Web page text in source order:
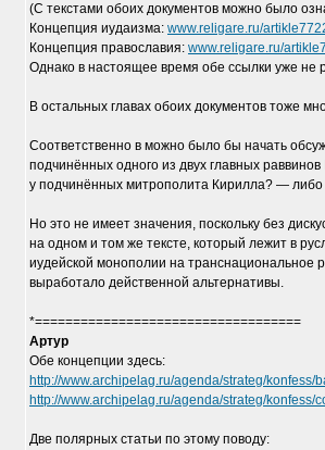
(С текстами обоих документов можно было
Концепция иудаизма: www.religare.ru/
Концепция православия: www.religare.ru/
Однако в настоящее время обе ссылки уже не
В остальных главах обоих документов тоже
Соответственно в можно было бы начать
подчинённых одного из двух главных
у подчинённых митрополита Кирилла? — либо
Но это не имеет значения, поскольку без
на одном и том же тексте, который лежит в
иудейской монополии на транснациональное
выработало действенной альтернативы.
*===================================
Артур
Обе концепции здесь:
http://www.archipelag.ru/agenda/strateg/konfess/
http://www.archipelag.ru/agenda/strateg/konfess/
Две полярных статьи по этому поводу: